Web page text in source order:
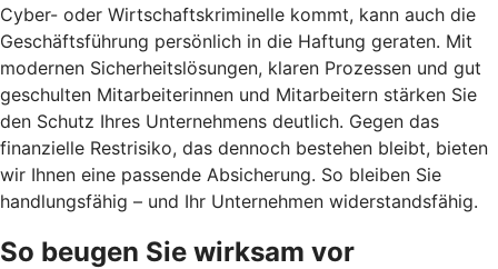
Cyber- oder Wirtschaftskriminelle kommt, kann auch die
Geschäftsführung persönlich in die Haftung geraten. Mit
modernen Sicherheitslösungen, klaren Prozessen und gut
geschulten Mitarbeiterinnen und Mitarbeitern stärken Sie
den Schutz Ihres Unternehmens deutlich. Gegen das
finanzielle Restrisiko, das dennoch bestehen bleibt, bieten
wir Ihnen eine passende Absicherung. So bleiben Sie
handlungsfähig – und Ihr Unternehmen widerstandsfähig.
So beugen Sie wirksam vor